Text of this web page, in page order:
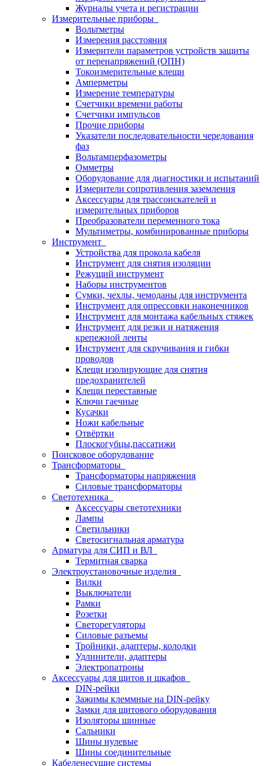
Журналы учета и регистрации
Измерительные приборы
Вольтметры
Измерения расстояния
Измерители параметров устройств защиты
от перенапряжений (ОПН)
Токоизмерительные клещи
Амперметры
Измерение температуры
Счетчики времени работы
Счетчики импульсов
Прочие приборы
Указатели последовательности чередования
фаз
Вольтамперфазометры
Омметры
Оборудование для диагностики и испытаний
Измерители сопротивления заземления
Аксессуары для трассоискателей и
измерительных приборов
Преобразователи переменного тока
Мультиметры, комбинированные приборы
Инструмент
Устройства для прокола кабеля
Инструмент для снятия изоляции
Режущий инструмент
Наборы инструментов
Сумки, чехлы, чемоданы для инструмента
Инструмент для опрессовки наконечников
Инструмент для монтажа кабельных стяжек
Инструмент для резки и натяжения
крепежной ленты
Инструмент для скручивания и гибки
проводов
Клещи изолирующие для снятия
предохранителей
Клещи переставные
Ключи гаечные
Кусачки
Ножи кабельные
Отвёртки
Плоскогубцы,пассатижи
Поисковое оборудование
Трансформаторы
Трансформаторы напряжения
Силовые трансформаторы
Светотехника
Аксессуары светотехники
Лампы
Светильники
Светосигнальная арматура
Арматура для СИП и ВЛ
Термитная сварка
Электроустановочные изделия
Вилки
Выключатели
Рамки
Розетки
Светорегуляторы
Силовые разъемы
Тройники, адаптеры, колодки
Удлинители, адаптеры
Электропатроны
Аксессуары для щитов и шкафов
DIN-рейки
Зажимы клеммные на DIN-рейку
Замки для щитового оборудования
Изоляторы шинные
Сальники
Шины нулевые
Шины соединительные
Кабеленесущие системы